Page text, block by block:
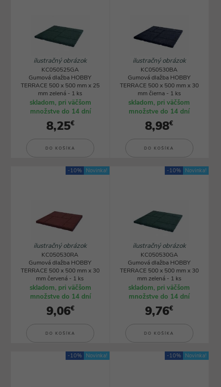
ilustračný obrázok
KC050525GA
Gumová dlažba HOBBY
TERRACE 500 x 500 mm x 25
mm zelená - 1 ks
skladom, pri väčšom
množstve do 14 dní
8,25€
DO KOŠÍKA
ilustračný obrázok
KC050530BA
Gumová dlažba HOBBY
TERRACE 500 x 500 mm x 30
mm čierna - 1 ks
skladom, pri väčšom
množstve do 14 dní
8,98€
DO KOŠÍKA
Novinka!
-10%
ilustračný obrázok
KC050530RA
Gumová dlažba HOBBY
TERRACE 500 x 500 mm x 30
mm červená - 1 ks
skladom, pri väčšom
množstve do 14 dní
9,06€
DO KOŠÍKA
Novinka!
-10%
ilustračný obrázok
KC050530GA
Gumová dlažba HOBBY
TERRACE 500 x 500 mm x 30
mm zelená - 1 ks
skladom, pri väčšom
množstve do 14 dní
9,76€
DO KOŠÍKA
Novinka!
-10% Novinka!
-10%